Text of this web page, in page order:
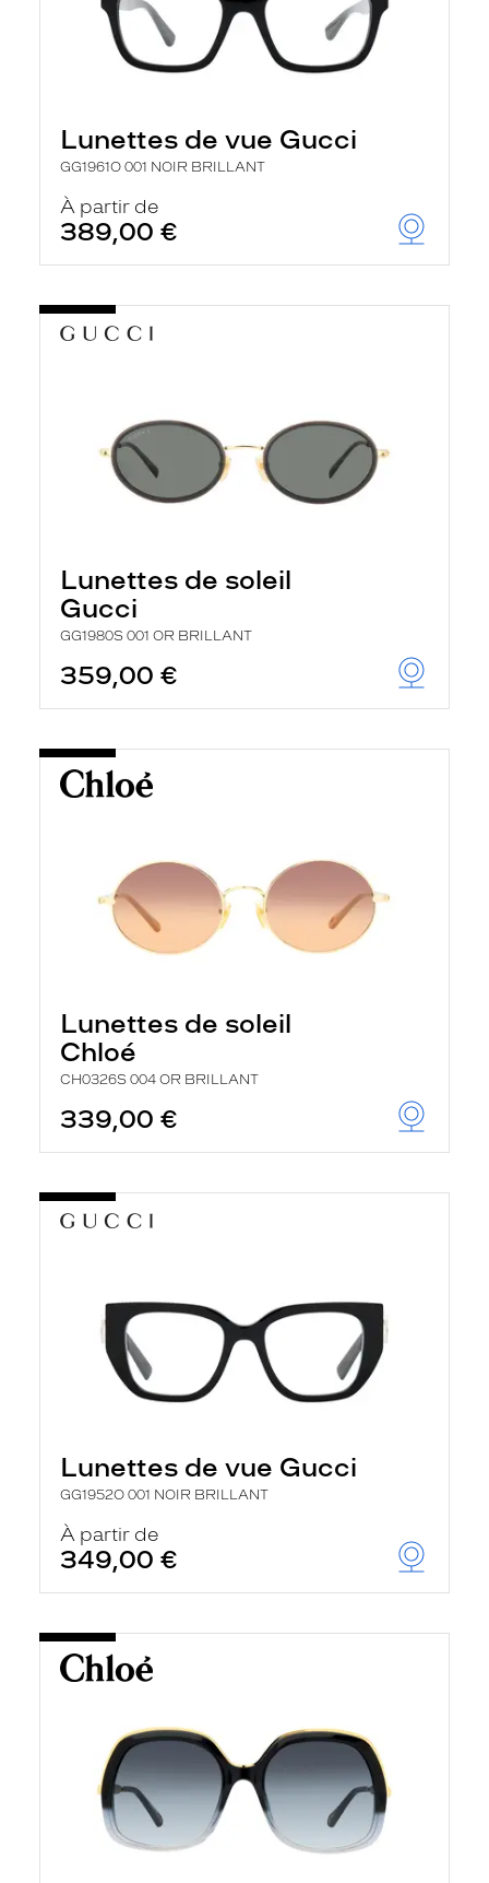
Lunettes de vue Gucci
GG1961O 001 NOIR BRILLANT
À partir de
389,00 €
Lunettes de soleil
Gucci
GG1980S 001 OR BRILLANT
359,00 €
Lunettes de soleil
Chloé
CH0326S 004 OR BRILLANT
339,00 €
Lunettes de vue Gucci
GG1952O 001 NOIR BRILLANT
À partir de
349,00 €